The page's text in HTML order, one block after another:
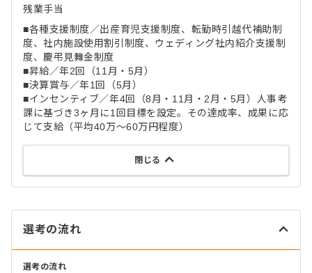
残業手当
■各種支援制度／出産育児支援制度、転勤時引越代補助制
度、社内施設使用割引制度、ウェディング社内紹介支援制
度、慶弔見舞金制度
■昇給／年2回（11月・5月）
■決算賞与／年1回（5月）
■インセンティブ／年4回（8月・11月・2月・5月）人事考
課に基づき3ヶ月に1回目標を設定。その達成率、成果に応
じて支給（平均40万～60万円程度）
閉じる
選考の流れ
選考の流れ